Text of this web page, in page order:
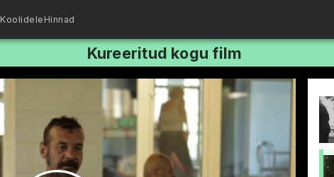
Koolidele Hinnad
Kureeritud kogu film